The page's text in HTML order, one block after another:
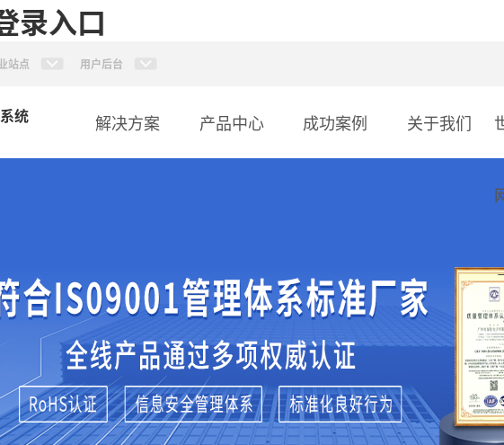
录入口
站点 用户后台
统
解决方案 产品中心 成功案例 关于我们